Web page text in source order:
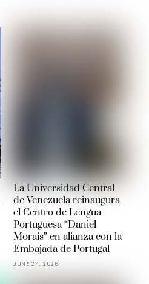
La Universidad Central
de Venezuela reinaugura
el Centro de Lengua
Portuguesa “Daniel
Morais” en alianza con la
Embajada de Portugal
JUNE 24, 2026